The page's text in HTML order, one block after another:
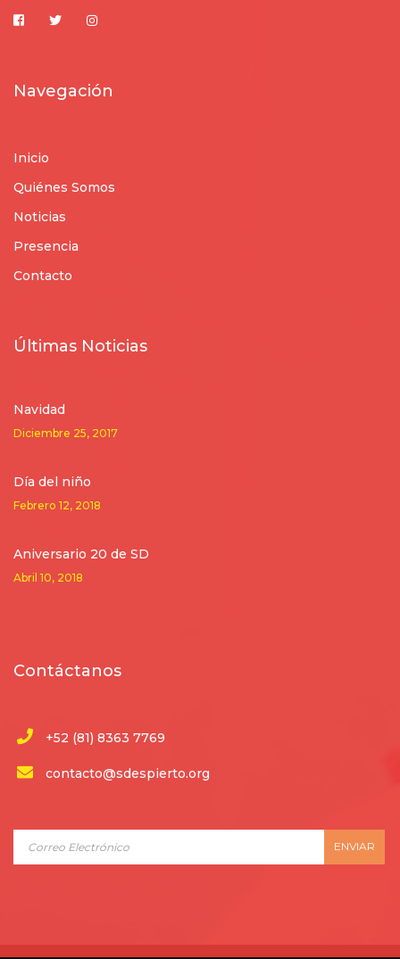
Navegación
Inicio
Quiénes Somos
Noticias
Presencia
Contacto
Últimas Noticias
Navidad
Diciembre 25, 2017
Día del niño
Febrero 12, 2018
Aniversario 20 de SD
Abril 10, 2018
Contáctanos
+52 (81) 8363 7769
contacto@sdespierto.org